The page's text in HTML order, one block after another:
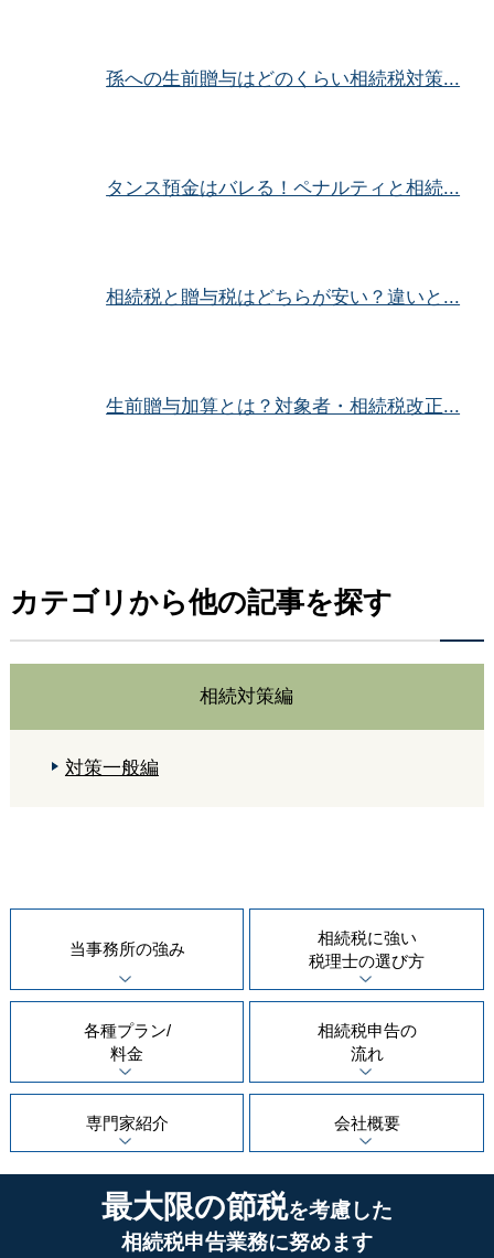
孫への生前贈与はどのくらい相続税対策...
タンス預金はバレる！ペナルティと相続...
相続税と贈与税はどちらが安い？違いと...
生前贈与加算とは？対象者・相続税改正...
カテゴリから他の記事を探す
相続対策編
対策一般編
当事務所の強み
相続税に強い
税理士の選び方
各種プラン/
料金
相続税申告の
流れ
専門家紹介 会社概要
最大限の節税を考慮した
相続税申告業務に努めます